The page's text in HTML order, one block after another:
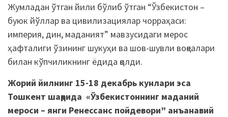
Жумладан ўтган йили бўлиб ўтган “Ўзбекистон –
буюк йўллар ва цивилизациялар чорраҳаси:
империя, дин, маданият” мавзусидаги мерос
ҳафталиги ўзининг шукуҳи ва шов-шувли воқеалари
билан кўпчиликнинг ёдида қолди.
Жорий йилнинг 15-18 декабрь кунлари эса
Тошкент шаҳрида «Ўзбекистоннинг маданий
мероси – янги Ренессанс пойдевори” анъанавий